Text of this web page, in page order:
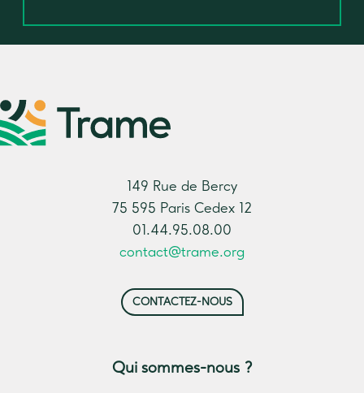
149 Rue de Bercy
75 595 Paris Cedex 12
01.44.95.08.00
contact@trame.org
CONTACTEZ-NOUS
Qui sommes-nous ?